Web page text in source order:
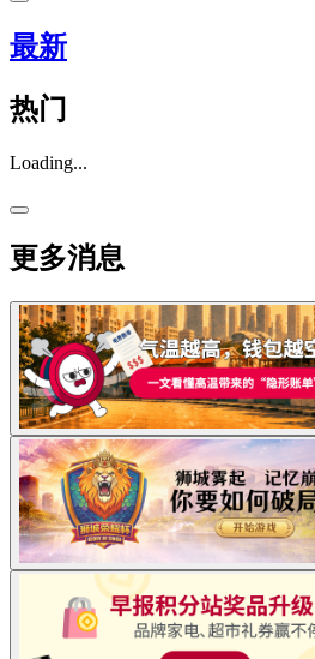
最新
热门
Loading...
更多消息